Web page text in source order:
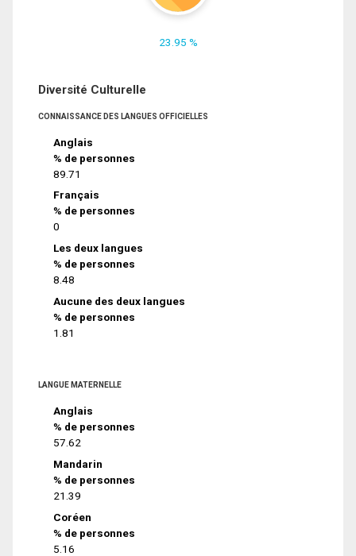
23.95 %
Diversité Culturelle
CONNAISSANCE DES LANGUES OFFICIELLES
Anglais
% de personnes
89.71
Français
% de personnes
0
Les deux langues
% de personnes
8.48
Aucune des deux langues
% de personnes
1.81
LANGUE MATERNELLE
Anglais
% de personnes
57.62
Mandarin
% de personnes
21.39
Coréen
% de personnes
5.16